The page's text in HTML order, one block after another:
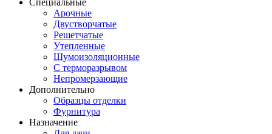
Специальные
Арочные
Двустворчатые
Решетчатые
Утепленные
Шумоизоляционные
С терморазрывом
Непромерзающие
Дополнительно
Образцы отделки
Фурнитура
Назначение